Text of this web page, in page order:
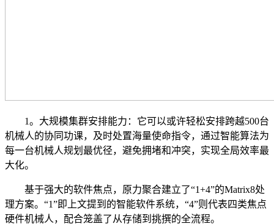
1。大规模集群安排能力：它可以或许轻松安排跨越500台
机械人的协同功课，及时处置海量使命指令，通过智能算法为
每一台机械人规划最优径，避免拥堵和冲突，实现全局效率最
大化。
基于强大的软件焦点，原力聚合建立了“1+4”的Matrix8处
理方案。“1”即上文提到的智能软件系统，“4”则代表四类焦点
硬件机械人，配合笼盖了从存储到挑撰的全流程。